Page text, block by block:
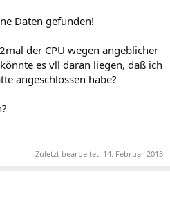
Daten gefunden!
der CPU wegen angeblicher
es vll daran liegen, daß ich
angeschlossen habe?
Zuletzt bearbeitet: 14. Februar 2013